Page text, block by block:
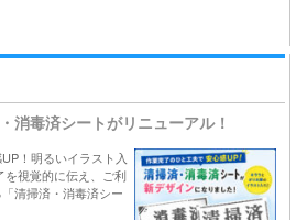
消毒済シートがリニューアル！
！明るいイラスト入
を視覚的に伝え、ご利
清掃済・消毒済シー